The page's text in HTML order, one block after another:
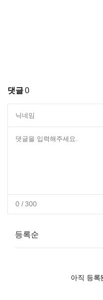
댓글0
0/ 300
등록순
아직 등록